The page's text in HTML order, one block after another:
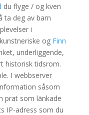
du flyge / og kven
ta deg av barn
i
og Finn
underliggende,
historisk tidsrom.
I webbserver
såsom
prat som länkade
IP-adress som du